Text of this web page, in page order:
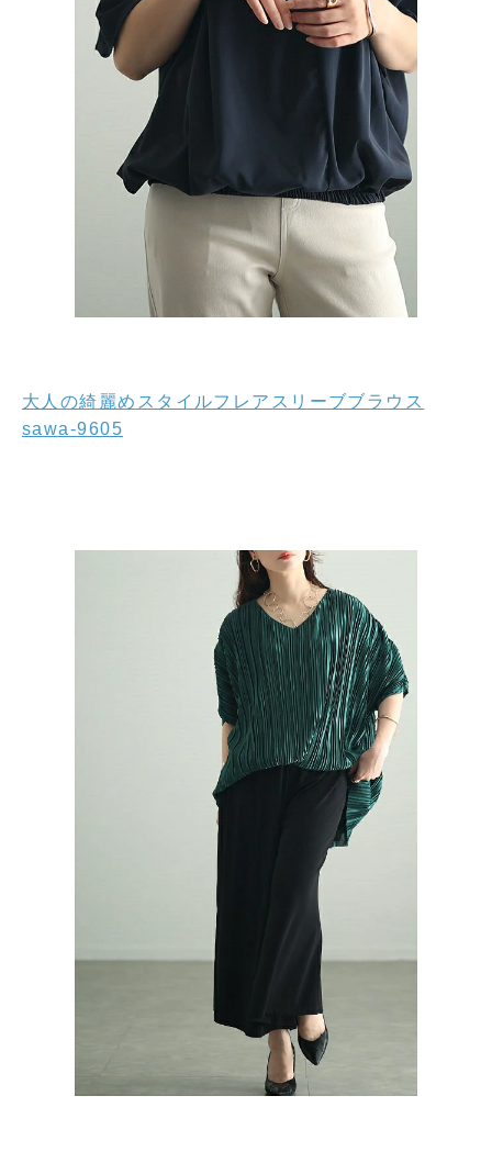
大人の綺麗めスタイルフレアスリーブブラウス
sawa-9605